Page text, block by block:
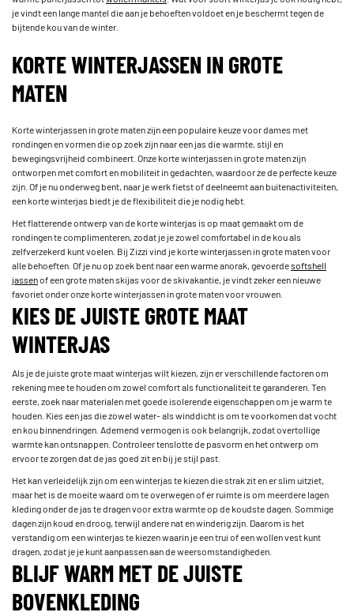
je vindt een lange mantel die aan je behoeften voldoet en je beschermt tegen de
bijtende kou van de winter.
KORTE WINTERJASSEN IN GROTE
MATEN
Korte winterjassen in grote maten zijn een populaire keuze voor dames met
rondingen en vormen die op zoek zijn naar een jas die warmte, stijl en
bewegingsvrijheid combineert. Onze korte winterjassen in grote maten zijn
ontworpen met comfort en mobiliteit in gedachten, waardoor ze de perfecte keuze
zijn. Of je nu onderweg bent, naar je werk fietst of deelneemt aan buitenactiviteiten,
een korte winterjas biedt je de flexibiliteit die je nodig hebt.
Het flatterende ontwerp van de korte winterjas is op maat gemaakt om de
rondingen te complimenteren, zodat je je zowel comfortabel in de kou als
zelfverzekerd kunt voelen. Bij Zizzi vind je korte winterjassen in grote maten voor
alle behoeften. Of je nu op zoek bent naar een warme anorak, gevoerdesoftshell
jassenof een grote maten skijas voor de skivakantie, je vindt zeker een nieuwe
favoriet onder onze korte winterjassen in grote maten voor vrouwen.
KIES DE JUISTE GROTE MAAT
WINTERJAS
Als je de juiste grote maat winterjas wilt kiezen, zijn er verschillende factoren om
rekening mee te houden om zowel comfort als functionaliteit te garanderen. Ten
eerste, zoek naar materialen met goede isolerende eigenschappen om je warm te
houden. Kies een jas die zowel water- als winddicht is om te voorkomen dat vocht
en kou binnendringen. Ademend vermogen is ook belangrijk, zodat overtollige
warmte kan ontsnappen. Controleer tenslotte de pasvorm en het ontwerp om
ervoor te zorgen dat de jas goed zit en bij je stijl past.
Het kan verleidelijk zijn om een winterjas te kiezen die strak zit en er slim uitziet,
maar het is de moeite waard om te overwegen of er ruimte is om meerdere lagen
kleding onder de jas te dragen voor extra warmte op de koudste dagen. Sommige
dagen zijn koud en droog, terwijl andere nat en winderig zijn. Daarom is het
verstandig om een winterjas te kiezen waarin je een trui of een wollen vest kunt
dragen, zodat je je kunt aanpassen aan de weersomstandigheden.
BLIJF WARM MET DE JUISTE
BOVENKLEDING